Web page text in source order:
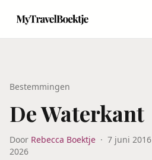
Bestemmingen
De Waterkant
Door Rebecca Boektje · 7 juni 2016
2026